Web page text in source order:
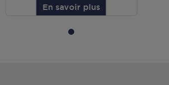
En savoir plus